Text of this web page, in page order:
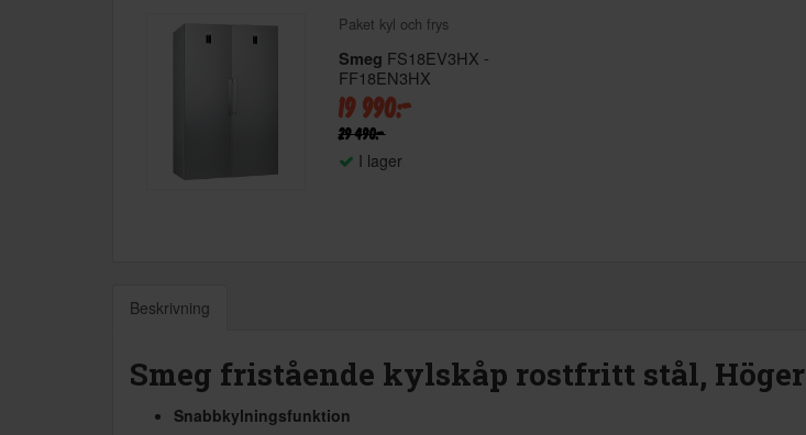
Paket kyl och frys
Smeg FS18EV3HX -
FF18EN3HX
19 990:-
29 490:-
I lager
Beskrivning
Smeg fristående kylskåp rostfritt stål, Höger
Snabbkylningsfunktion